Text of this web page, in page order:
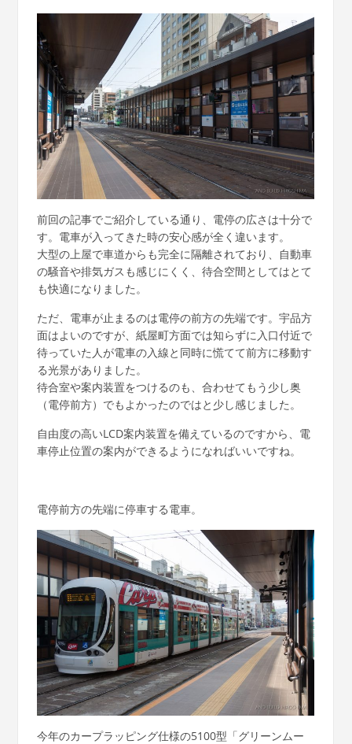
前回の記事でご紹介している通り、電停の広さは十分で
す。電車が入ってきた時の安心感が全く違います。
大型の上屋で車道からも完全に隔離されており、自動車
の騒音や排気ガスも感じにくく、待合空間としてはとて
も快適になりました。
ただ、電車が止まるのは電停の前方の先端です。宇品方
面はよいのですが、紙屋町方面では知らずに入口付近で
待っていた人が電車の入線と同時に慌てて前方に移動す
る光景がありました。
待合室や案内装置をつけるのも、合わせてもう少し奥
（電停前方）でもよかったのではと少し感じました。
自由度の高いLCD案内装置を備えているのですから、電
車停止位置の案内ができるようになればいいですね。
電停前方の先端に停車する電車。
今年のカープラッピング仕様の5100型「グリーンムー